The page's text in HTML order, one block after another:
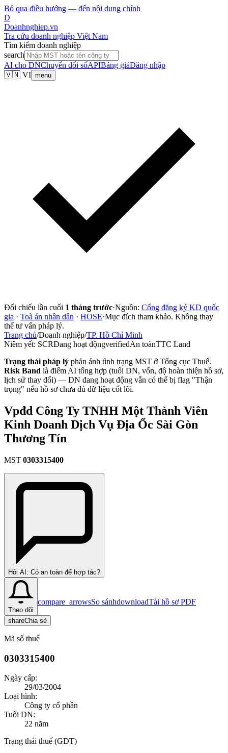
Bỏ qua điều hướng — đến nội dung chính
D
Doanhnghiep.vn
Tra cứu doanh nghiệp Việt Nam
Tìm kiếm doanh nghiệp
search
AI cho DNChuyển đổi sốAPIBảng giáĐăng nhập
🇻🇳 VI menu
Đối chiếu lần cuối 1 tháng trước·Nguồn: Cổng đăng ký KD quốc
gia · Toà án nhân dân · HOSE·Mục đích tham khảo. Không thay
thế tư vấn pháp lý.
Trang chủ/Doanh nghiệp/TP. Hồ Chí Minh
Niêm yết: SCRĐang hoạt độngverifiedAn toànTTC Land
Trạng thái pháp lý phản ánh tình trạng MST ở Tổng cục Thuế.
Risk Band là điểm AI tổng hợp (tuổi DN, vốn, độ hoàn thiện hồ sơ,
lịch sử thay đổi) — DN đang hoạt động vẫn có thể bị flag "Thận
trọng" nếu hồ sơ chưa đủ dữ liệu cốt lõi.
Vpđd Công Ty TNHH Một Thành Viên
Kinh Doanh Dịch Vụ Địa Ốc Sài Gòn
Thương Tín
MST 0303315400
Hỏi AI: Có an toàn để hợp tác?
Theo dõi
compare_arrowsSo sánhdownloadTải hồ sơ PDF
shareChia sẻ
Mã số thuế
0303315400
Ngày cấp:
29/03/2004
Loại hình:
Công ty cổ phần
Tuổi DN:
22 năm
Trạng thái thuế (GDT)